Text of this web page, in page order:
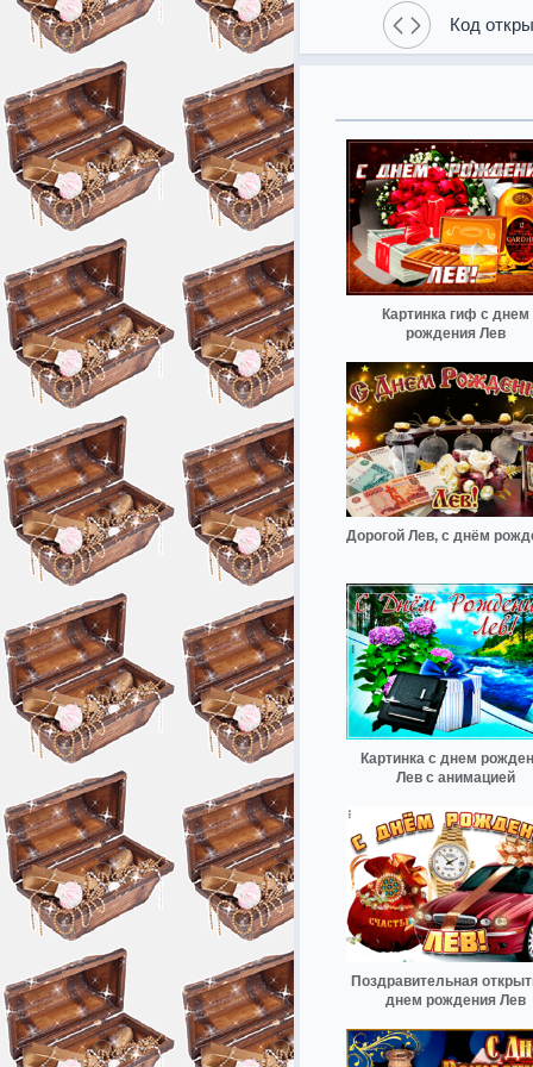
Код
Картинка гиф с днем
рождения Лев
Дорогой Лев, с днём
Картинка с днем
Лев с анимацией
Поздравительная
днем рождения Лев